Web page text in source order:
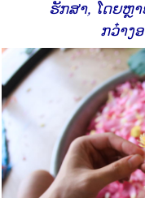
ຮັກສາ, ໂດຍຫຼ
ກວ໋າງ